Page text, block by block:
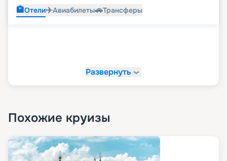
🏨Отели✈️Авиабилеты🚗Трансферы
Развернуть
Похожие круизы